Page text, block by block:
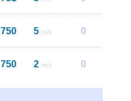
750 5 m/s 0
750 2 m/s 0